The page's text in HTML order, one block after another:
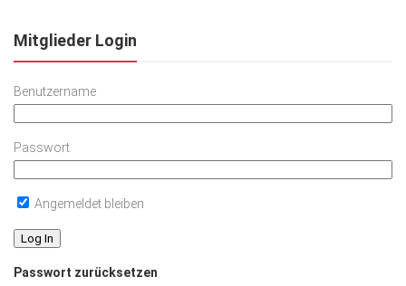
Mitglieder Login
Benutzername
Passwort
Angemeldet bleiben
Passwort zurücksetzen